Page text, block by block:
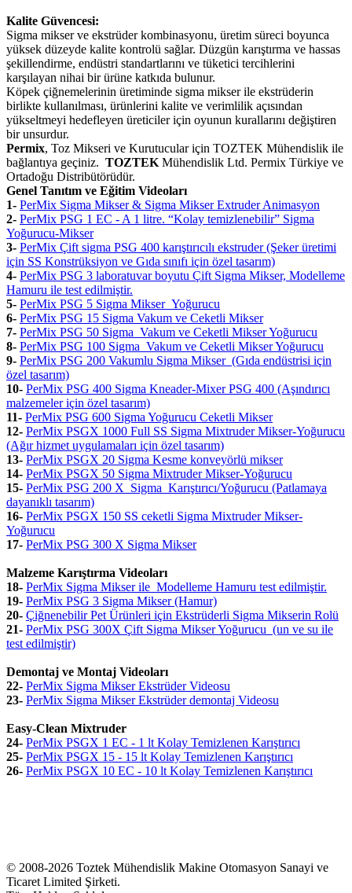
Kalite Güvencesi:
Sigma mikser ve ekstrüder kombinasyonu, üretim süreci boyunca
yüksek düzeyde kalite kontrolü sağlar. Düzgün karıştırma ve hassas
şekillendirme, endüstri standartlarını ve tüketici tercihlerini
karşılayan nihai bir ürüne katkıda bulunur.
Köpek çiğnemelerinin üretiminde sigma mikser ile ekstrüderin
birlikte kullanılması, ürünlerini kalite ve verimlilik açısından
yükseltmeyi hedefleyen üreticiler için oyunun kurallarını değiştiren
bir unsurdur.
Permix, Toz Mikseri ve Kurutucular için TOZTEK Mühendislik ile
bağlantıya geçiniz. TOZTEK Mühendislik Ltd. Permix Türkiye ve
Ortadoğu Distribütörüdür.
Genel Tanıtım ve Eğitim Videoları
1- PerMix Sigma Mikser & Sigma Mikser Extruder Animasyon
2- PerMix PSG 1 EC - A 1 litre. “Kolay temizlenebilir” Sigma
Yoğurucu-Mikser
3- PerMix Çift sigma PSG 400 karıştırıcılı ekstruder (Şeker üretimi
için SS Konstrüksiyon ve Gıda sınıfı için özel tasarım)
4- PerMix PSG 3 laboratuvar boyutu Çift Sigma Mikser, Modelleme
Hamuru ile test edilmiştir.
5- PerMix PSG 5 Sigma Mikser Yoğurucu
6- PerMix PSG 15 Sigma Vakum ve Ceketli Mikser
7- PerMix PSG 50 Sigma Vakum ve Ceketli Mikser Yoğurucu
8- PerMix PSG 100 Sigma Vakum ve Ceketli Mikser Yoğurucu
9- PerMix PSG 200 Vakumlu Sigma Mikser (Gıda endüstrisi için
özel tasarım)
10- PerMix PSG 400 Sigma Kneader-Mixer PSG 400 (Aşındırıcı
malzemeler için özel tasarım)
11- PerMix PSG 600 Sigma Yoğurucu Ceketli Mikser
12- PerMix PSGX 1000 Full SS Sigma Mixtruder Mikser-Yoğurucu
(Ağır hizmet uygulamaları için özel tasarım)
13- PerMix PSGX 20 Sigma Kesme konveyörlü mikser
14- PerMix PSGX 50 Sigma Mixtruder Mikser-Yoğurucu
15- PerMix PSG 200 X Sigma Karıştırıcı/Yoğurucu (Patlamaya
dayanıklı tasarım)
16- PerMix PSGX 150 SS ceketli Sigma Mixtruder Mikser-
Yoğurucu
17- PerMix PSG 300 X Sigma Mikser
Malzeme Karıştırma Videoları
18- PerMix Sigma Mikser ile Modelleme Hamuru test edilmiştir.
19- PerMix PSG 3 Sigma Mikser (Hamur)
20- Çiğnenebilir Pet Ürünleri için Ekstrüderli Sigma Mikserin Rolü
21- PerMix PSG 300X Çift Sigma Mikser Yoğurucu (un ve su ile
test edilmiştir)
Demontaj ve Montaj Videoları
22- PerMix Sigma Mikser Ekstrüder Videosu
23- PerMix Sigma Mikser Ekstrüder demontaj Videosu
Easy-Clean Mixtruder
24- PerMix PSGX 1 EC - 1 lt Kolay Temizlenen Karıştırıcı
25- PerMix PSGX 15 - 15 lt Kolay Temizlenen Karıştırıcı
26- PerMix PSGX 10 EC - 10 lt Kolay Temizlenen Karıştırıcı
© 2008-2026 Toztek Mühendislik Makine Otomasyon Sanayi ve
Ticaret Limited Şirketi.